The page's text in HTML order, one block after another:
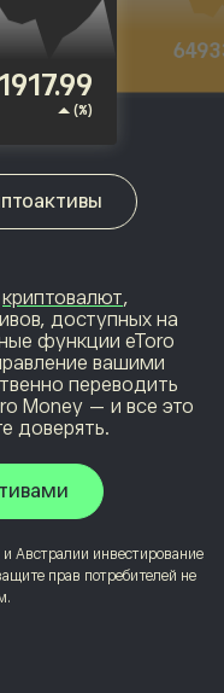
(%)
криптовалют,
доступных на
функции eToro
вашими
переводить
Money — и все это
доверять.
Австралии инвестирование
прав потребителей не